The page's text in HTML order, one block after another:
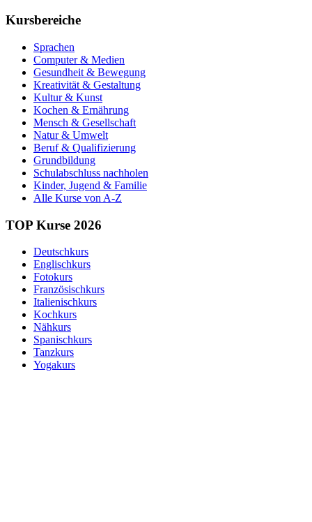
Kursbereiche
Sprachen
Computer & Medien
Gesundheit & Bewegung
Kreativität & Gestaltung
Kultur & Kunst
Kochen & Ernährung
Mensch & Gesellschaft
Natur & Umwelt
Beruf & Qualifizierung
Grundbildung
Schulabschluss nachholen
Kinder, Jugend & Familie
Alle Kurse von A-Z
TOP Kurse 2026
Deutschkurs
Englischkurs
Fotokurs
Französischkurs
Italienischkurs
Kochkurs
Nähkurs
Spanischkurs
Tanzkurs
Yogakurs